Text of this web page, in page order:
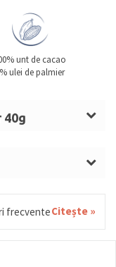
unt de cacao
ulei de palmier
40g
vanilie
LAPTEsolid min.
o
frecventeCitește »